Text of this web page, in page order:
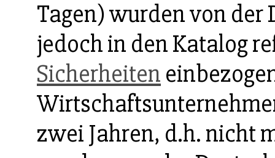
Tagen) wurden von der
jedoch in den Katalog
Sicherheiten
zwei Jahren, d.h. nicht